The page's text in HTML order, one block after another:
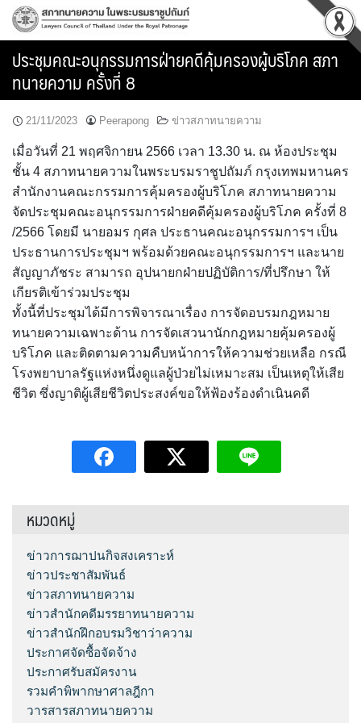
Skip
ประชุมคณะอนุกรรมการฝ่ายคดีคุ้มครองผู้บริโภค สภา
ทนายความ ครั้งที่ 8
21/11/2023 Peerapong ข่าวสภาทนายความ
เมื่อวันที่ 21 พฤศจิกายน 2566 เวลา 13.30 น. ณ ห้องประชุม
ชั้น 4 สภาทนายความในพระบรมราชูปถัมภ์ กรุงเทพมหานคร
สำนักงานคณะกรรมการคุ้มครองผู้บริโภค สภาทนายความ
จัดประชุมคณะอนุกรรมการฝ่ายคดีคุ้มครองผู้บริโภค ครั้งที่ 8
/2566 โดยมี นายอมร กุศล ประธานคณะอนุกรรมการฯ เป็น
ประธานการประชุมฯ พร้อมด้วยคณะอนุกรรมการฯ และนาย
สัญญาภัชระ สามารถ อุปนายกฝ่ายปฏิบัติการ/ที่ปรึกษา ให้
เกียรติเข้าร่วมประชุม
ทั้งนี้ที่ประชุมได้มีการพิจารณาเรื่อง การจัดอบรมกฎหมาย
ทนายความเฉพาะด้าน การจัดเสวนานักกฎหมายคุ้มครองผู้
บริโภค และติดตามความคืบหน้าการให้ความช่วยเหลือ กรณี
โรงพยาบาลรัฐแห่งหนึ่งดูแลผู้ป่วยไม่เหมาะสม เป็นเหตุให้เสีย
ชีวิต ซึ่งญาติผู้เสียชีวิตประสงค์ขอให้ฟ้องร้องดำเนินคดี
หมวดหมู่
ข่าวการฌาปนกิจสงเคราะห์
ข่าวประชาสัมพันธ์
ข่าวสภาทนายความ
ข่าวสำนักคดีมรรยาทนายความ
ข่าวสำนักฝึกอบรมวิชาว่าความ
ประกาศจัดซื้อจัดจ้าง
ประกาศรับสมัครงาน
รวมคำพิพากษาศาลฎีกา
วารสารสภาทนายความ